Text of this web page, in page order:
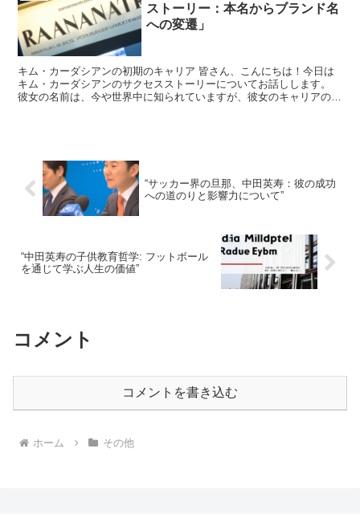
ストーリー：本名からブランド名
への変遷」
キム・カーダシアンの初期のキャリア 皆さん、こんにちは！今日は
キム・カーダシアンのサクセスストーリーについてお話しします。
彼女の名前は、今や世界中に知られていますが、彼女のキャリアのス
“サッカー界の旦那、中田英寿：彼の成功
への道のりと影響力について”
“中田英寿の子供教育哲学: フットボール
を通じて学ぶ人生の価値”
コメント
コメントを書き込む
ホーム その他